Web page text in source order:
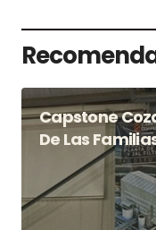
Capstone
De Las